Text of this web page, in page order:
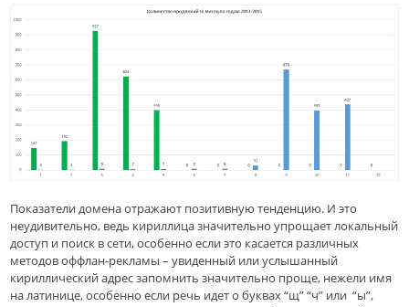
Показатели домена отражают позитивную тенденцию. И это
неудивительно, ведь кириллица значительно упрощает локальный
доступ и поиск в сети, особенно если это касается различных
методов оффлан-рекламы – увиденный или услышанный
кириллический адрес запомнить значительно проще, нежели имя
на латинице, особенно если речь идет о буквах “щ” “ч” или “ы”,